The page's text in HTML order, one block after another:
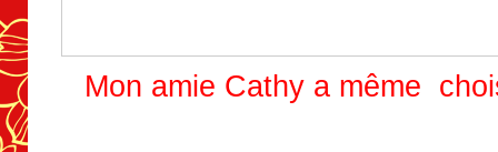
Mon amie Cathy a même